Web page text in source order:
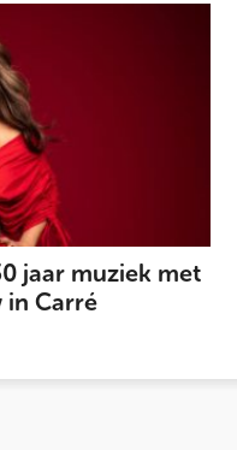
jaar muziek met
in Carré